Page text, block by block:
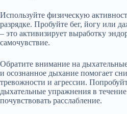
Используйте физическую
разрядке. Пробуйте бег, йогу или
– это активизирует выработку
самочувствие.
Обратите внимание на
и осознанное дыхание помогает
тревожности и агрессии.
дыхательные упражнения в
почувствовать расслабление.